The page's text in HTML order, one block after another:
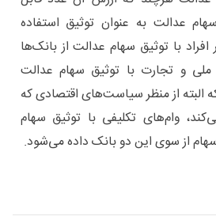
عدالت به عنوان توثیق استفاده
با توثیق سهام عدالت از بانک‌ها
ملی و تجارت با توثیق سهام عدالت
البته از منظر سیاست‌های اقتصادی که
وام‌های تکلیفی با توثیق سهام
از سوی این دو بانک داده می‌شود.